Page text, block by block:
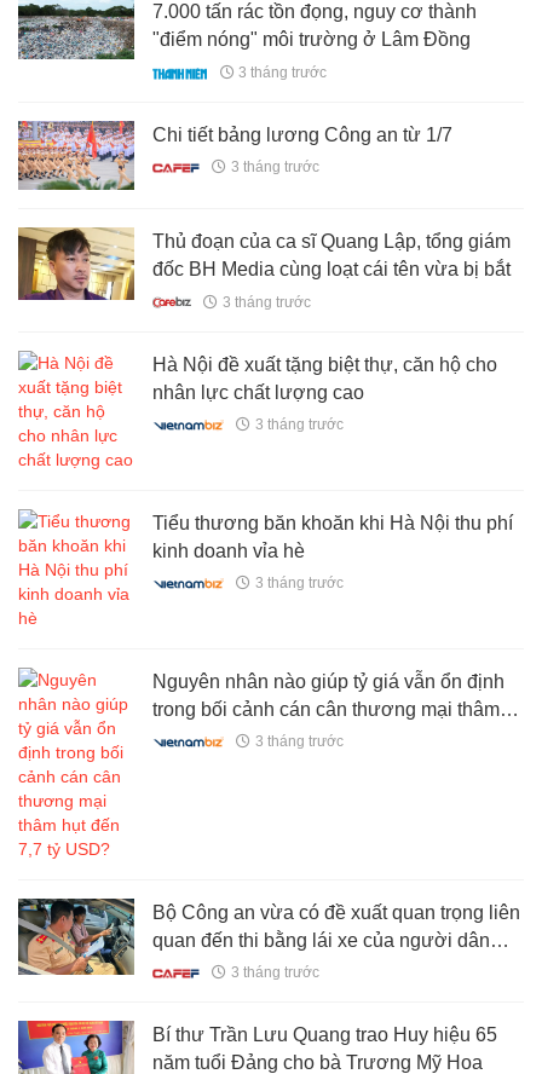
7.000 tấn rác tồn đọng, nguy cơ thành
"điểm nóng" môi trường ở Lâm Đồng
3 tháng trước
Chi tiết bảng lương Công an từ 1/7
3 tháng trước
Thủ đoạn của ca sĩ Quang Lập, tổng giám
đốc BH Media cùng loạt cái tên vừa bị bắt
3 tháng trước
Hà Nội đề xuất tặng biệt thự, căn hộ cho
nhân lực chất lượng cao
3 tháng trước
Tiểu thương băn khoăn khi Hà Nội thu phí
kinh doanh vỉa hè
3 tháng trước
Nguyên nhân nào giúp tỷ giá vẫn ổn định
trong bối cảnh cán cân thương mại thâm
hụt đến 7,7 tỷ USD?
3 tháng trước
Bộ Công an vừa có đề xuất quan trọng liên
quan đến thi bằng lái xe của người dân
toàn quốc3 tháng trước
Bí thư Trần Lưu Quang trao Huy hiệu 65
năm tuổi Đảng cho bà Trương Mỹ Hoa